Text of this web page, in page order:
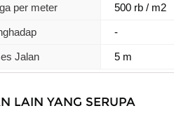
per meter 500 rb / m2
-
Jalan 5 m
LAIN YANG SERUPA